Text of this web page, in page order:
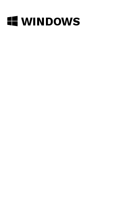
WINDOWS